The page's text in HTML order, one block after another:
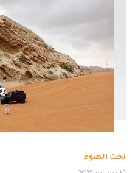
تحت الضوء